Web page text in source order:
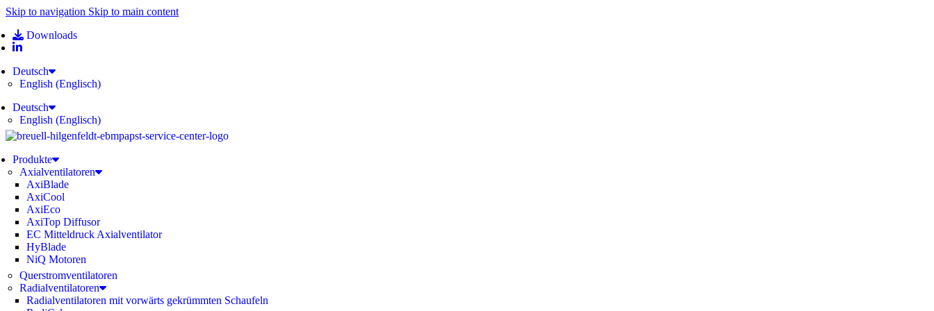
Skip to navigation Skip to main content
Downloads
Deutsch
English (Englisch)
Deutsch
English (Englisch)
Produkte
Axialventilatoren
AxiBlade
AxiCool
AxiEco
AxiTop Diffusor
EC Mitteldruck Axialventilator
HyBlade
NiQ Motoren
Querstromventilatoren
Radialventilatoren
Radialventilatoren mit vorwärts gekrümmten Schaufeln